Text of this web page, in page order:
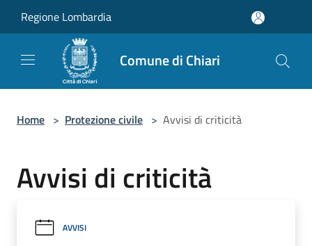
Regione Lombardia
Comune di Chiari
Home > Protezione civile > Avvisi di criticità
Avvisi di criticità
AVVISI